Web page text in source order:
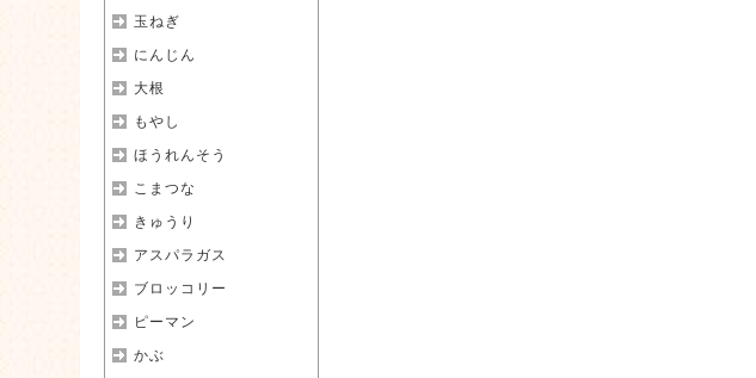
玉ねぎ
にんじん
大根
もやし
ほうれんそう
こまつな
きゅうり
アスパラガス
ブロッコリー
ピーマン
かぶ